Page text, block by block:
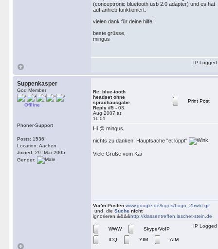
(conceptronic bluetooth usb 2.0 adapter) und es hat
auf anhieb funktioniert.
vielen dank für deine hilfe!
beste grüsse,
mingus
IP Logged
Suppenkasper
God Member
Offline
Phoner-Support
Posts: 1536
Location: Aachen
Joined: 29. Mar 2005
Gender:
Re: blue-tooth
headset ohne
sprachausgabe
Reply #5 - 03.
Aug 2007 at
11:01
Print Post
Hi @ mingus,
nichts zu danken: Hauptsache "et löppt"
Viele Grüße vom Kai
Vor'm Posten www.google.de/logos/Logo_25wht.gif
und die Suche nicht
ignorieren.&&&&http://klassentreffen.laschet-stein.de
WWW
Skype/VoIP
ICQ
YIM AIM
IP Logged